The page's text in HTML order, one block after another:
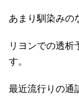
あまり馴染みの
リヨンでの透析
す。
最近流行りの通